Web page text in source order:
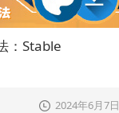
：Stable
2024年6月7日